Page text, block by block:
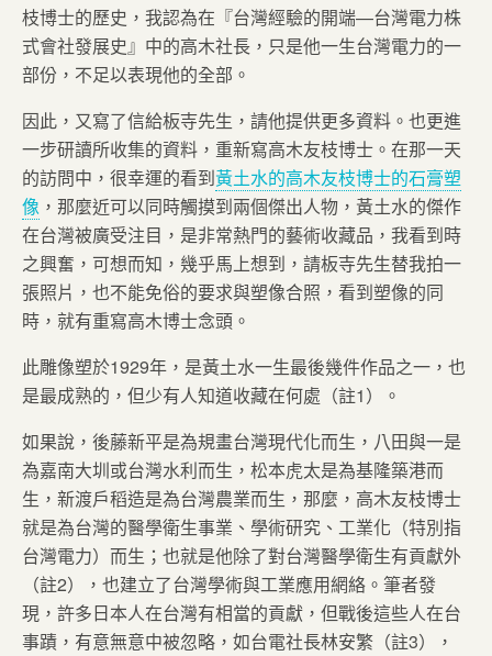
枝博士的歷史，我認為在『台灣經驗的開端—台灣電力株
式會社發展史』中的高木社長，只是他一生台灣電力的一
部份，不足以表現他的全部。
因此，又寫了信給板寺先生，請他提供更多資料。也更進
一步研讀所收集的資料，重新寫高木友枝博士。在那一天
的訪問中，很幸運的看到黃土水的高木友枝博士的石膏塑
像 ，那麼近可以同時觸摸到兩個傑出人物，黃土水的傑作
在台灣被廣受注目，是非常熱門的藝術收藏品，我看到時
之興奮，可想而知，幾乎馬上想到，請板寺先生替我拍一
張照片，也不能免俗的要求與塑像合照，看到塑像的同
時，就有重寫高木博士念頭。
此雕像塑於1929年，是黃土水一生最後幾件作品之一，也
是最成熟的，但少有人知道收藏在何處（註1）。
如果說，後藤新平是為規畫台灣現代化而生，八田與一是
為嘉南大圳或台灣水利而生，松本虎太是為基隆築港而
生，新渡戶稻造是為台灣農業而生，那麼，高木友枝博士
就是為台灣的醫學衛生事業、學術研究、工業化（特別指
台灣電力）而生；也就是他除了對台灣醫學衛生有貢獻外
（註2），也建立了台灣學術與工業應用網絡。筆者發
現，許多日本人在台灣有相當的貢獻，但戰後這些人在台
事蹟，有意無意中被忽略，如台電社長林安繁（註3），